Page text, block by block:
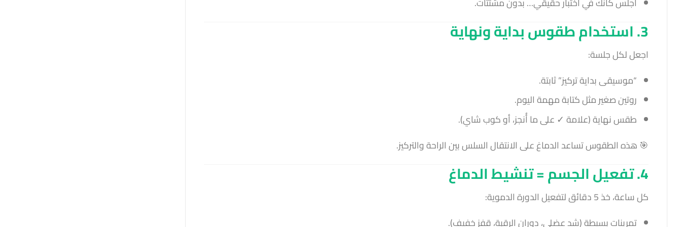
3. استخدام طقوس بداية ونهاية
اجعل لكل جلسة:
“موسيقى بداية تركيز” ثابتة.
روتين صغير مثل كتابة مهمة اليوم.
طقس نهاية (علامة ✓ على ما أُنجز، أو كوب شاي).
🎯 هذه الطقوس تساعد الدماغ على الانتقال السلس بين الراحة والتركيز.
4. تفعيل الجسم = تنشيط الدماغ
كل ساعة، خذ 5 دقائق لتفعيل الدورة الدموية:
تمرينات بسيطة (شد عضلي، دوران الرقبة، قفز خفيف).